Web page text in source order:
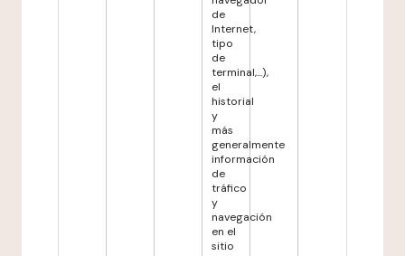
de
Internet,
tipo
de
terminal,...),
el
historial
y
más
generalmente
información
de
tráfico
y
navegación
en el
sitio